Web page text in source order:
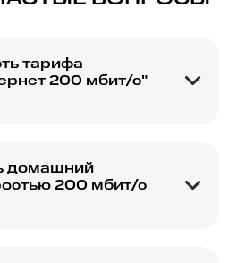
тарифа
200 мбит/с"
домашний
200 мбит/с